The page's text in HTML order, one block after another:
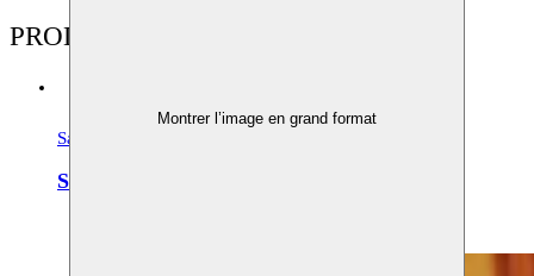
Montrer l’image en grand format
PRODUCTIONS
Salons Littéraires Arabo-Européens
Salon Littéraire Arabe